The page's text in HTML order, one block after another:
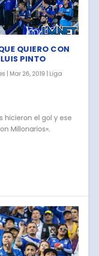
QUIERO CON
PINTO
| Mar 26, 2019 | Liga
hicieron el gol y ese
Millonarios».